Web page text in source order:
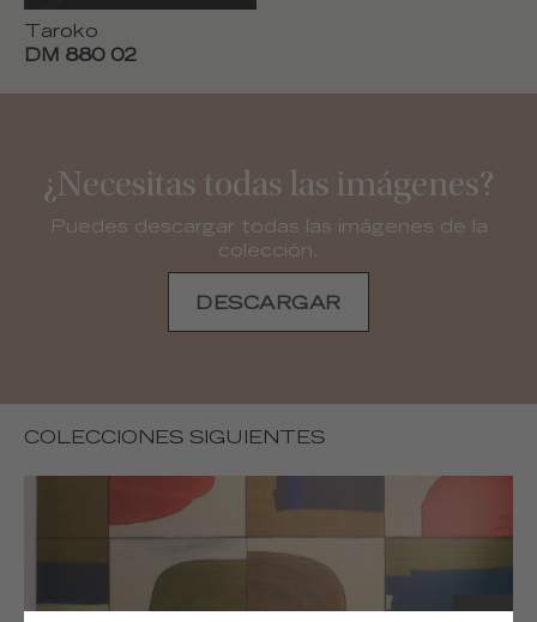
Taroko
DM 880 02
¿Necesitas todas las imágenes?
Puedes descargar todas las imágenes de la
colección.
DESCARGAR
COLECCIONES SIGUIENTES